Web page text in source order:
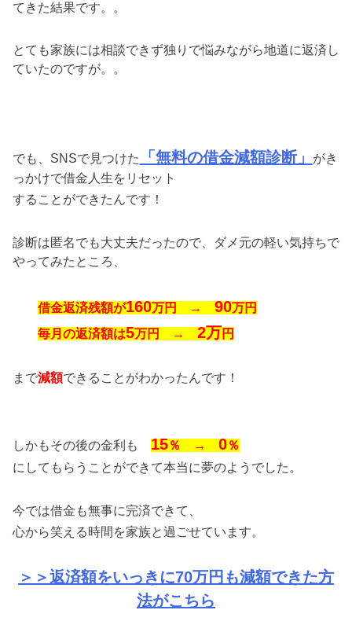
てきた結果です。。
とても家族には相談できず独りで悩みながら地道に返済し
ていたのですが。。
でも、SNSで見つけた 「無料の借金減額診断」
がき
っかけで借金人生をリセット
することができたんです！
診断は匿名でも大丈夫だったので、ダメ元の軽い気持ちで
やってみたところ、
借金返済残額が160万円 → 90万円
毎月の返済額は5万円 → 2万円
まで減額できることがわかったんです！
しかもその後の金利も 15％ → 0％
にしてもらうことができて本当に夢のようでした。
今では借金も無事に完済できて、
心から笑える時間を家族と過ごせています。
＞＞返済額をいっきに70万円も減額できた方
法がこちら